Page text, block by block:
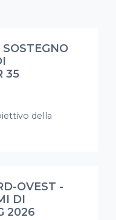
35
della
OVEST -
DI
2026